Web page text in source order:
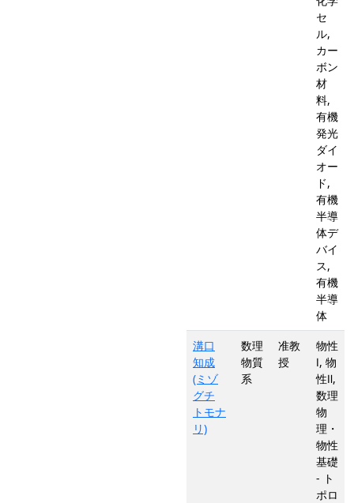
セ
ル,
カー
ボン
材
料,
有機
発光
ダイ
オー
ド,
有機
半導
体デ
バイ
ス,
有機
半導
体
溝口
知成
(ミゾ
グチ
トモナ
リ)
数理
物質
系
准教
授
物性
Ⅰ, 物
性Ⅱ,
数理
物
理・
物性
基礎
- ト
ポロ